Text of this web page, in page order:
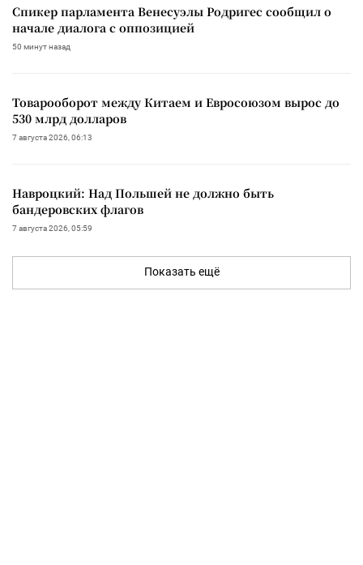
Спикер парламента Венесуэлы Родригес сообщил о
начале диалога с оппозицией
50 минут назад
Товарооборот между Китаем и Евросоюзом вырос до
530 млрд долларов
7 августа 2026, 06:13
Навроцкий: Над Польшей не должно быть
бандеровских флагов
7 августа 2026, 05:59
Показать ещё